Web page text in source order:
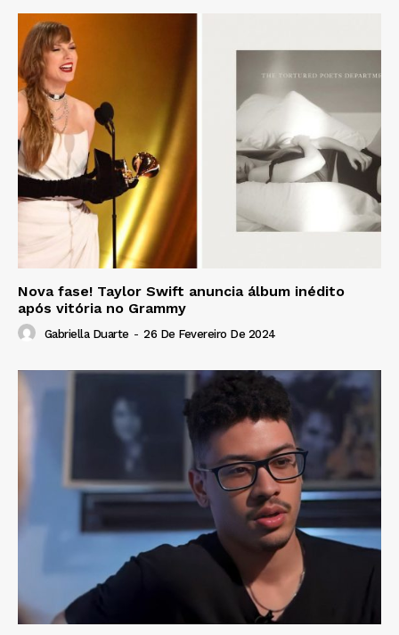
Nova fase! Taylor Swift anuncia álbum inédito
após vitória no Grammy
Gabriella Duarte - 26 De Fevereiro De 2024